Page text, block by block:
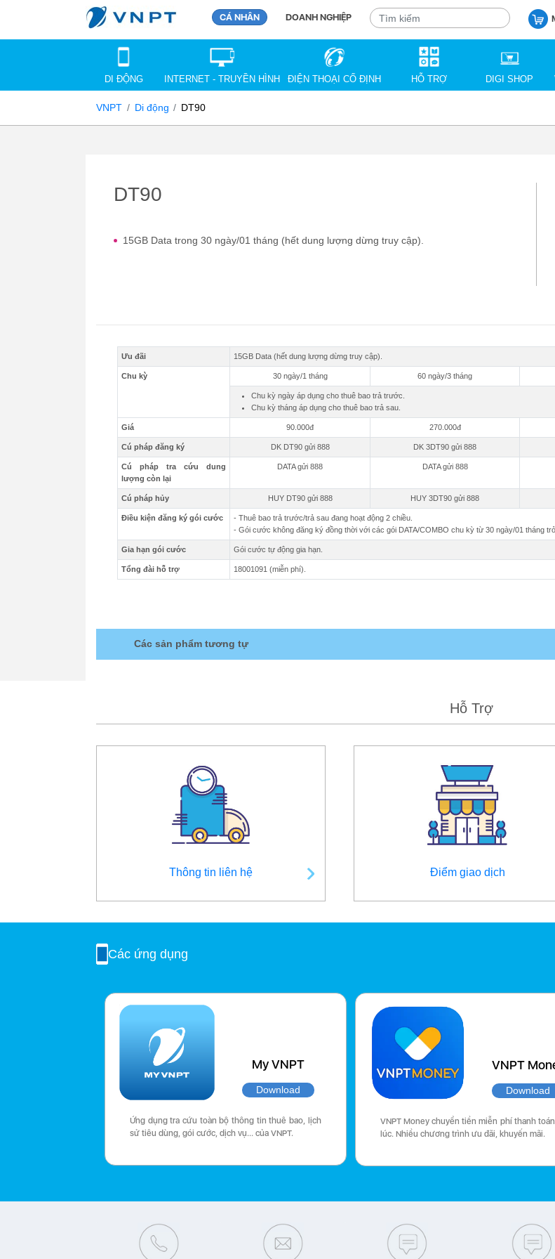
CÁ NHÂN DOANH NGHIỆP
DI ĐỘNG INTERNET - TRUYỀN HÌNH ĐIỆN THOẠI CỐ ĐỊNH HỖ TRỢ DIGI SHOP
VNPT Di động DT90
DT90
15GB Data trong 30 ngày/01 tháng (hết dung lượng dừng truy cập).
Ưu đãi 15GB Data (hết dung lượng dừng truy cập).
Chu kỳ 30 ngày/1 tháng 60 ngày/3 tháng
Chu kỳ ngày áp dụng cho thuê bao trả trước.
Chu kỳ tháng áp dụng cho thuê bao trả sau.
Giá 90.000đ 270.000đ
Cú pháp đăng ký DK DT90 gửi 888 DK 3DT90 gửi 888
Cú pháp tra cứu dung
lượng còn lại
DATA gửi 888 DATA gửi 888
Cú pháp hủy HUY DT90 gửi 888 HUY 3DT90 gửi 888
Điều kiện đăng ký gói cước
- Thuê bao trả trước/trả sau đang hoạt động 2 chiều.
- Gói cước không đăng ký đồng thời với các gói DATA/COMBO chu kỳ từ 30 ngày/01 tháng
Gia hạn gói cước Gói cước tự động gia hạn.
Tổng đài hỗ trợ 18001091 (miễn phí).
Các sản phẩm tương tự
Hỗ Trợ
Thông tin liên hệ Điểm giao dịch
Các ứng dụng
My VNPT
Download
Ứng dụng tra cứu toàn bộ thông tin thuê bao, lịch
sử tiêu dùng, gói cước, dịch vụ… của VNPT.
VNPT
Download
VNPT Money chuyển tiền miễn phí thanh
lúc. Nhiều chương trình ưu đãi, khuyến mãi.